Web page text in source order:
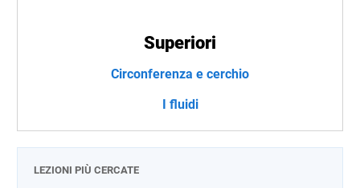
Superiori
Circonferenza e cerchio
I fluidi
LEZIONI PIÙ CERCATE